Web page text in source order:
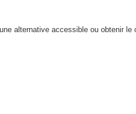
alternative accessible ou obtenir le